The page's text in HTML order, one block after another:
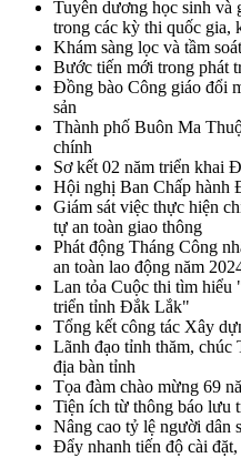
Tuyên dương học sinh và
trong các kỳ thi quốc gia,
Khám sàng lọc và tầm
Bước tiến mới trong phát
Đồng bào Công giáo đổi
sản
Thành phố Buôn Ma
chính
Sơ kết 02 năm triển khai
Hội nghị Ban Chấp hành
Giám sát việc thực hiện
tự an toàn giao thông
Phát động Tháng Công
an toàn lao động năm
Lan tỏa Cuộc thi tìm hiểu
triển tỉnh Đắk Lắk"
Tổng kết công tác Xây
Lãnh đạo tỉnh thăm, chúc
địa bàn tỉnh
Tọa đàm chào mừng 69
Tiện ích từ thông báo lưu
Nâng cao tỷ lệ người dân
Đẩy nhanh tiến độ cài